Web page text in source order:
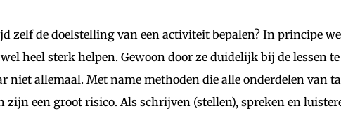
zelf de doelstelling van een activiteit bepalen? In principe
heel sterk helpen. Gewoon door ze duidelijk bij de lessen
niet allemaal. Met name methoden die alle onderdelen van
zijn een groot risico. Als schrijven (stellen), spreken en